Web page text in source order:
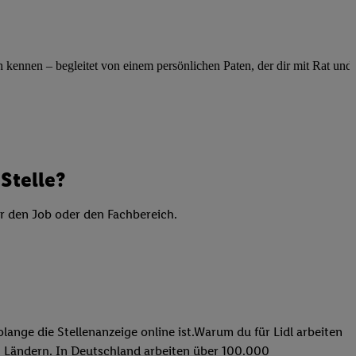
– begleitet von einem persönlichen Paten, der dir mit Rat und
Job oder den Fachbereich.
die Stellenanzeige online ist.Warum du für Lidl arbeiten
In Deutschland arbeiten über 100.000
Bereitstellung und
Analyse
von Profilen